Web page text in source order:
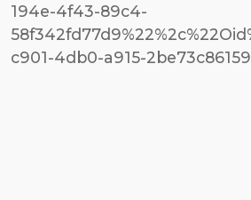
194e-4f43-89c4-
c901-4db0-a915-